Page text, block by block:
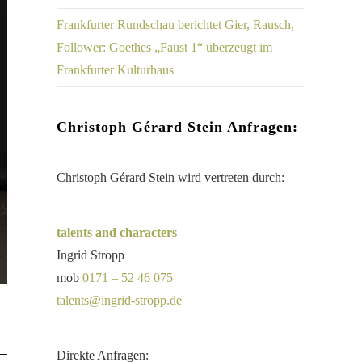
Frankfurter Rundschau berichtet Gier, Rausch,
Follower: Goethes „Faust 1“ überzeugt im
Frankfurter Kulturhaus
Christoph Gérard Stein Anfragen:
Christoph Gérard Stein wird vertreten durch:
talents and characters
Ingrid Stropp
mob 0171 – 52 46 075
talents@ingrid-stropp.de
Direkte Anfragen: